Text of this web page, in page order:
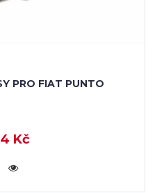
PRO FIAT PUNTO
Kč